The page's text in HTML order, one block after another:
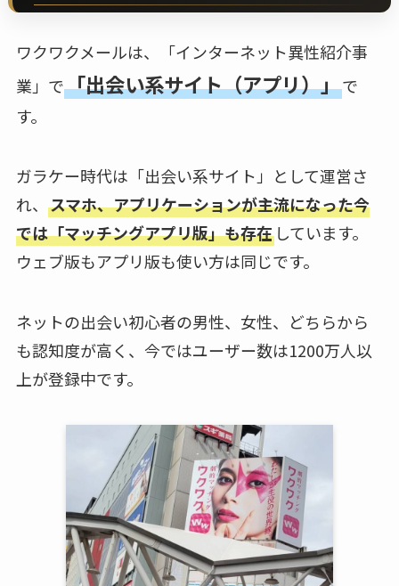
ワクワクメールは、「インターネット異性紹介事
業」で「出会い系サイト（アプリ）」で
す。
ガラケー時代は「出会い系サイト」として運営さ
れ、 スマホ、アプリケーションが主流になった今
では「マッチングアプリ版」も存在しています。
ウェブ版もアプリ版も使い方は同じです。
ネットの出会い初心者の男性、女性、どちらから
も認知度が高く、今ではユーザー数は1200万人以
上が登録中です。